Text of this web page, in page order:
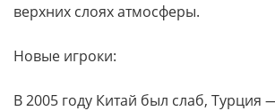
верхних слоях атмосферы.
Новые игроки:
В 2005 году Китай был слаб, Турция